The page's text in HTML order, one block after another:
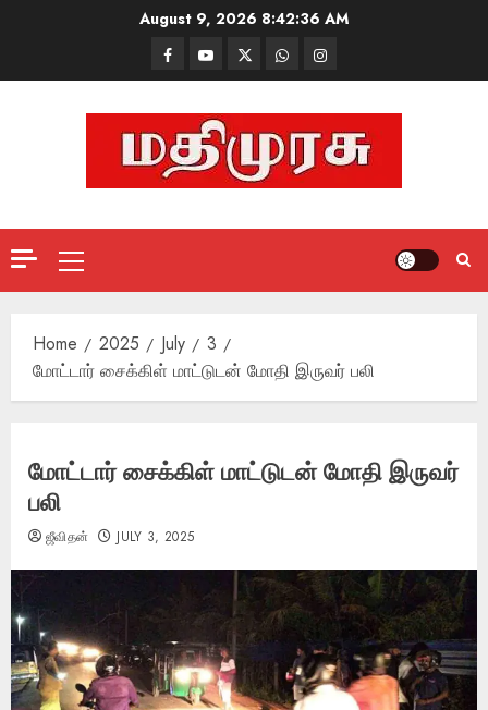
August 9, 2026 8:42:37 AM
FacebookMathemurasu
TV
TwitterWhatsAppInstagram
Primary
Menu
Home 2025 July
3
மோட்டார் சைக்கிள் மாட்டுடன் மோதி இருவர் பலி
மோட்டார் சைக்கிள் மாட்டுடன் மோதி இருவர்
பலி
ஜீவிதன் JULY 3, 2025